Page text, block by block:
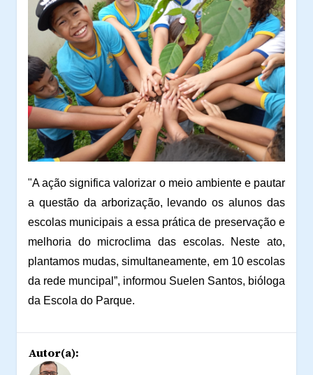
"A ação significa valorizar o meio ambiente e pautar
a questão da arborização, levando os alunos das
escolas municipais a essa prática de preservação e
melhoria do microclima das escolas. Neste ato,
plantamos mudas, simultaneamente, em 10 escolas
da rede muncipal”, informou Suelen Santos, bióloga
da Escola do Parque.
Autor(a):